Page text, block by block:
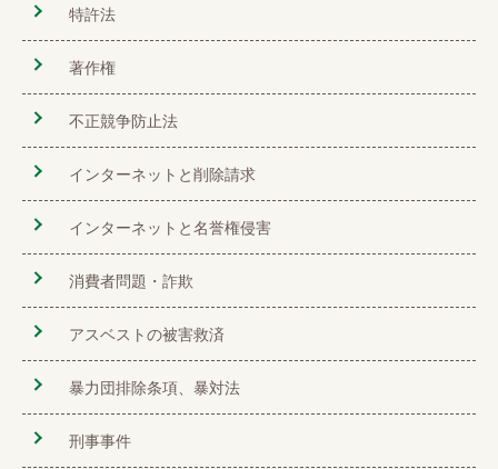
特許法
著作権
不正競争防止法
インターネットと削除請求
インターネットと名誉権侵害
消費者問題・詐欺
アスベストの被害救済
暴力団排除条項、暴対法
刑事事件